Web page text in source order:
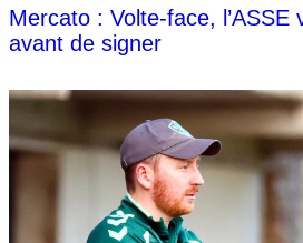
Mercato : Volte-face, l’ASSE
avant de signer